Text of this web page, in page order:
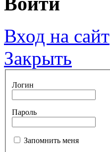
Вход на сайт
Закрыть
Логин
Пароль
Запомнить меня